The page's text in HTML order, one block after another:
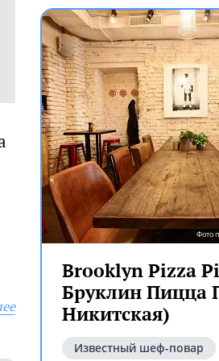
Фото
Brooklyn Pizza
Бруклин Пицца
Никитская)
Известный шеф-повар